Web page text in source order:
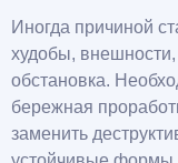
Иногда причиной
худобы,
обстановка.
бережная
заменить